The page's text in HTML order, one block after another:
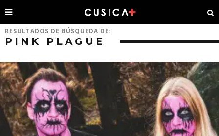
RESULTADOS DE BÚSQUEDA DE:
PINK PLAGUE